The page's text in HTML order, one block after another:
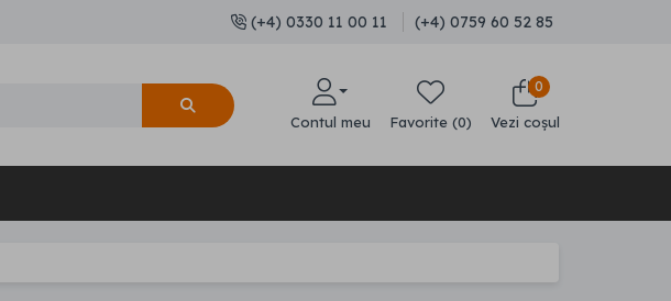
(+4) 0330 11 00 11 (+4) 0759 60 52 85
Contul meu Favorite (0)
0
Vezi coșul